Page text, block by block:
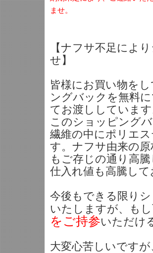
ませ。
【ナフサ不足によ
せ】
皆様にお買い物を
ングバックを無料
てお渡ししています
このショッピング
繊維の中にポリエ
す。ナフサ由来の
もご存じの通り高
仕入れ値も高騰して
今後もできる限り
いたしますが、もし
をご持参いただけ
大変心苦しいです